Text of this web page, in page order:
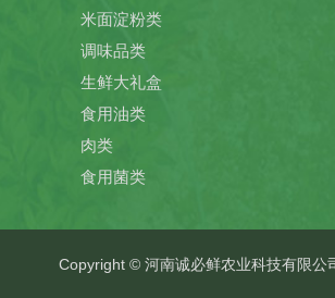
米面淀粉类
调味品类
生鲜大礼盒
食用油类
肉类
食用菌类
Copyright © 河南诚必鲜农业科技有限公